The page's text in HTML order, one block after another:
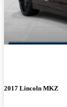
2017 Lincoln MKZ